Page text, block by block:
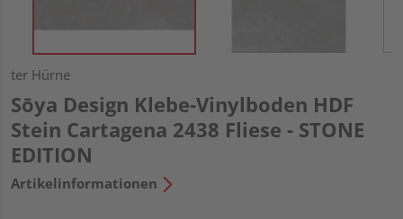
ter Hürne
Sōya Design Klebe-Vinylboden HDF
Stein Cartagena 2438 Fliese - STONE
EDITION
Artikelinformationen